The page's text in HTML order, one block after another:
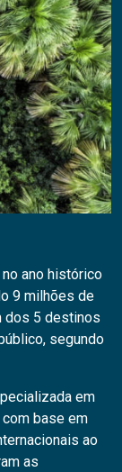
ano histórico
9 milhões de
dos 5 destinos
segundo
em
base em
ao
as